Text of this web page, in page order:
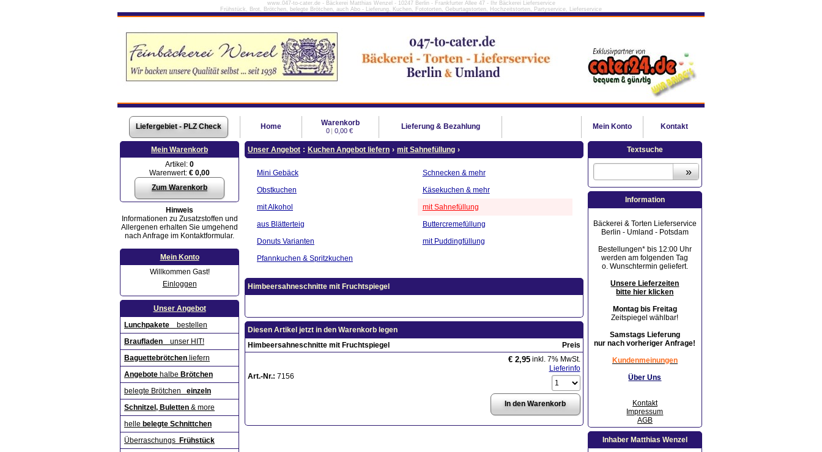
www.047-to-cater.de - Bäckerei Matthias Wenzel - 10247 Berlin - Frankfurter Allee 47 - Ihr Bäckerei Lieferservice
Frühstück, Brot, Brötchen, belegte Brötchen, auch Abo - Lieferung, Kuchen, Fototorten, Geburtagstorten, Hochzeitstorten, Partyservice, Lieferservice
Liefergebiet - PLZ Check Home Warenkorb
0 | 0,00 € Lieferung & Bezahlung Kontakt
Mein Konto
Mein Warenkorb
Artikel: 0
Warenwert: € 0,00
Zum Warenkorb
Hinweis
Informationen zu Zusatzstoffen und
Allergenen erhalten Sie umgehend
nach Anfrage im Kontaktformular.
Mein Konto
Willkommen Gast!
Einloggen
Unser Angebot
Lunchpakete bestellen
Braufladen
unser HIT!
Baguettebrötchen liefern
Angebote halbe Brötchen
belegte Brötchen einzeln
Schnitzel, Buletten & more
helle belegte Schnittchen
Überraschungs Frühstück
Unser Angebot : Kuchen Angebot liefern › mit Sahnefüllung ›
Mini Gebäck
Obstkuchen
mit Alkohol
aus Blätterteig
Donuts Varianten
Pfannkuchen & Spritzkuchen
Schnecken & mehr
Käsekuchen & mehr
mit Sahnefüllung
Buttercremefüllung
mit Puddingfüllung
Himbeersahneschnitte mit Fruchtspiegel
Diesen Artikel jetzt in den Warenkorb legen
Himbeersahneschnitte mit Fruchtspiegel
Preis
Art.-Nr.: 7156
€ 2,95inkl. 7% MwSt.
Lieferinfo
Textsuche
Information
Bäckerei & Torten Lieferservice
Berlin - Umland - Potsdam
Bestellungen* bis 12:00 Uhr
werden am folgenden Tag
o. Wunschtermin geliefert.
Unsere Lieferzeiten
bitte hier klicken
Montag bis Freitag
Zeitspiegel wählbar!
Samstags Lieferung
nur nach vorheriger Anfrage!
Kundenmeinungen
Über Uns
Kontakt
Impressum
AGB
Inhaber Matthias Wenzel